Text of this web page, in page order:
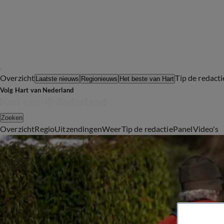
Overzicht Laatste nieuws Regionieuws Het beste van HartTip de
Volg Hart van Nederland
Zoeken
OverzichtRegioUitzendingenWeerTip de redactiePanelVideo's